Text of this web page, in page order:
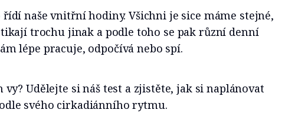
řídí naše vnitřní hodiny. Všichni je sice máme stejné,
trochu jinak a podle toho se pak různí denní
lépe pracuje, odpočívá nebo spí.
vy? Udělejte si náš test a zjistěte, jak si naplánovat
svého cirkadiánního rytmu.